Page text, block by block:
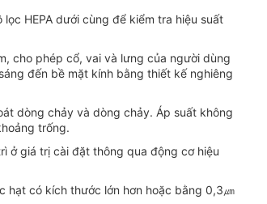
HEPA dưới cùng để kiểm tra hiệu suất
cho phép cổ, vai và lưng của người dùng
đến bề mặt kính bằng thiết kế nghiêng
dòng chảy và dòng chảy. Áp suất không
trống.
ở giá trị cài đặt thông qua động cơ hiệu
hạt có kích thước lớn hơn hoặc bằng 0,3㎛